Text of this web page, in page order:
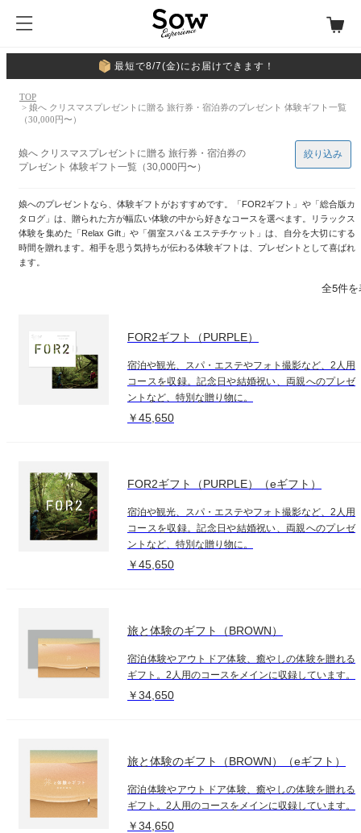
最短で8/7(金)にお届けできます！
TOP
> 娘へ クリスマスプレゼントに贈る 旅行券・宿泊券のプレゼント 体験ギフト一覧
（30,000円〜）
娘へ クリスマスプレゼントに贈る 旅行券・宿泊券の
プレゼント 体験ギフト一覧（30,000円〜）
娘へのプレゼントなら、体験ギフトがおすすめです。「FOR2ギフト」や「総合版カ
タログ」は、贈られた方が幅広い体験の中から好きなコースを選べます。リラックス
体験を集めた「Relax Gift」や「個室スパ＆エステチケット」は、自分を大切にする
時間を贈れます。相手を思う気持ちが伝わる体験ギフトは、プレゼントとして喜ばれ
ます。
絞り込み
全5件
FOR2ギフト（PURPLE）
宿泊や観光、スパ・エステやフォト撮影など、2人用
コースを収録。記念日や結婚祝い、両親へのプレゼ
ントなど、特別な贈り物に。
￥45,650
FOR2ギフト（PURPLE）（eギフト）
宿泊や観光、スパ・エステやフォト撮影など、2人用
コースを収録。記念日や結婚祝い、両親へのプレゼ
ントなど、特別な贈り物に。
￥45,650
旅と体験のギフト（BROWN）
宿泊体験やアウトドア体験、癒やしの体験を贈れる
ギフト。2人用のコースをメインに収録しています。
￥34,650
旅と体験のギフト（BROWN）（eギフト）
宿泊体験やアウトドア体験、癒やしの体験を贈れる
ギフト。2人用のコースをメインに収録しています。
￥34,650